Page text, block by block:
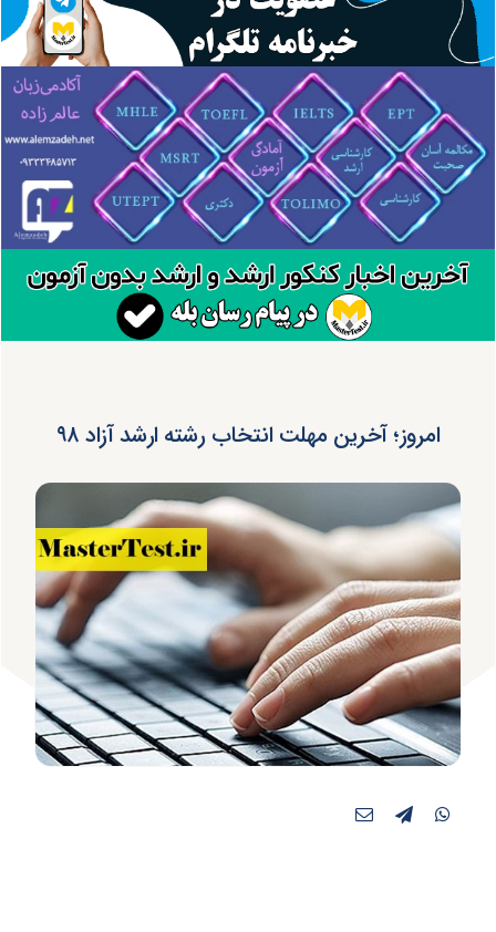
امروز؛ آخرین مهلت انتخاب رشته ارشد آزاد ۹۸